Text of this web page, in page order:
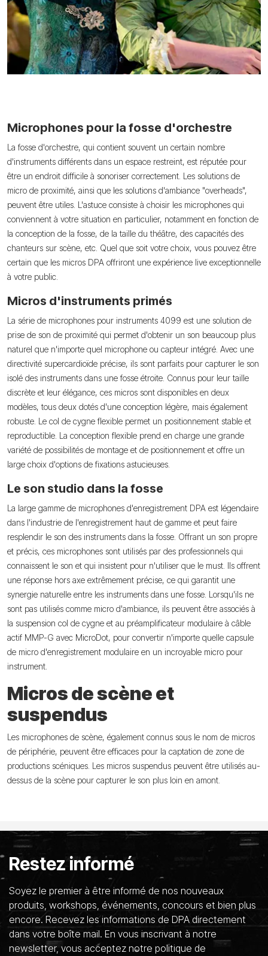
Microphones pour la fosse d'orchestre
La fosse d'orchestre, qui contient souvent un certain nombre
d'instruments différents dans un espace restreint, est réputée pour
être un endroit difficile à sonoriser correctement. Les solutions de
micro de proximité, ainsi que les solutions d'ambiance "overheads",
peuvent être utiles. L'astuce consiste à choisir les microphones qui
conviennent à votre situation en particulier, notamment en fonction de
la conception de la fosse, de la taille du théâtre, des capacités des
chanteurs sur scène, etc. Quel que soit votre choix, vous pouvez être
certain que les micros DPA offriront une expérience live exceptionnelle
à votre public.
Micros d'instruments primés
La série de microphones pour instruments 4099 est une solution de
prise de son de proximité qui permet d'obtenir un son beaucoup plus
naturel que n'importe quel microphone ou capteur intégré. Avec une
directivité supercardioïde précise, ils sont parfaits pour capturer le son
isolé des instruments dans une fosse étroite. Connus pour leur taille
discrète et leur élégance, ces micros sont disponibles en deux
modèles, tous deux dotés d'une conception légère, mais également
robuste. Le col de cygne flexible permet un positionnement stable et
reproductible. La conception flexible prend en charge une grande
variété de possibilités de montage et de positionnement et offre un
large choix d'options de fixations astucieuses.
Le son studio dans la fosse
La large gamme de microphones d'enregistrement DPA est légendaire
dans l'industrie de l'enregistrement haut de gamme et peut faire
resplendir le son des instruments dans la fosse. Offrant un son propre
et précis, ces microphones sont utilisés par des professionnels qui
connaissent le son et qui insistent pour n'utiliser que le must. Ils offrent
une réponse hors axe extrêmement précise, ce qui garantit une
synergie naturelle entre les instruments dans une fosse. Lorsqu'ils ne
sont pas utilisés comme micro d'ambiance, ils peuvent être associés à
la suspension col de cygne et au préamplificateur modulaire à câble
actif MMP-G avec MicroDot, pour convertir n'importe quelle capsule
de micro d'enregistrement modulaire en un incroyable micro pour
instrument.
Micros de scène et
suspendus
Les microphones de scène, également connus sous le nom de micros
de périphérie, peuvent être efficaces pour la captation de zone de
productions scéniques. Les micros suspendus peuvent être utilisés au-
dessus de la scène pour capturer le son plus loin en amont.
Restez informé
Soyez le premier à être informé de nos nouveaux
produits, workshops, événements, concours et bien plus
encore. Recevez les informations de DPA directement
dans votre boîte mail. En vous inscrivant à notre
newsletter, vous acceptez notre politique de